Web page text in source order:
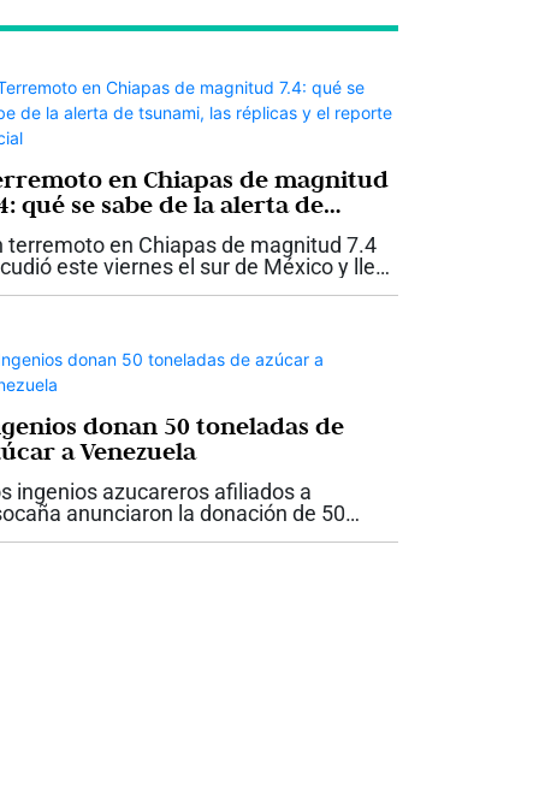
en Chiapas de magnitud
qué se sabe de la alerta de
las réplicas y el reporte
terremoto en Chiapas de magnitud 7.4
este viernes el sur de México y llevó
donan 50 toneladas de
a Venezuela
ingenios azucareros afiliados a
anunciaron la donación de 50